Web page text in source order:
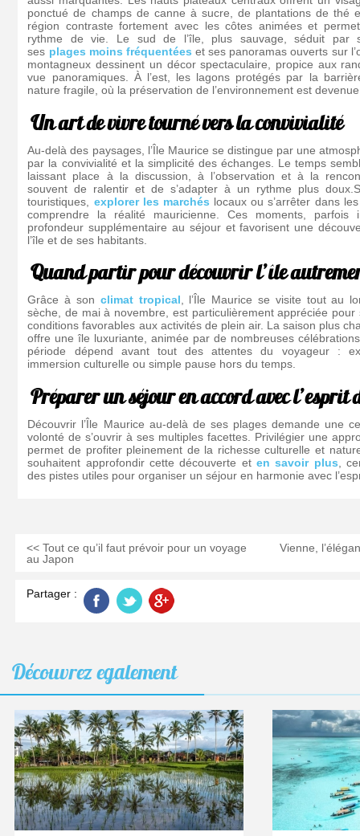
ponctué de champs de canne à sucre, de plantations de thé
région contraste fortement avec les côtes animées et
rythme de vie. Le sud de l’île, plus sauvage, séduit par
ses plages moins fréquentées et ses panoramas ouverts sur
montagneux dessinent un décor spectaculaire, propice aux
vue panoramiques. À l’est, les lagons protégés par la
nature fragile, où la préservation de l’environnement est
Un art de vivre tourné vers la convivialité
Au-delà des paysages, l’Île Maurice se distingue par une
par la convivialité et la simplicité des échanges. Le temps
laissant place à la discussion, à l’observation et à la
souvent de ralentir et de s’adapter à un rythme plus
touristiques, explorer les marchés locaux ou s’arrêter dans
comprendre la réalité mauricienne. Ces moments, parfois
profondeur supplémentaire au séjour et favorisent une
l’île et de ses habitants.
Quand partir pour découvrir l’île
Grâce à son climat tropical , l’Île Maurice se visite tout au
sèche, de mai à novembre, est particulièrement appréciée
conditions favorables aux activités de plein air. La saison plus
offre une île luxuriante, animée par de nombreuses
période dépend avant tout des attentes du voyageur :
immersion culturelle ou simple pause hors du temps.
Préparer un séjour en accord avec l’esprit
Découvrir l’Île Maurice au-delà de ses plages demande une
volonté de s’ouvrir à ses multiples facettes. Privilégier une
permet de profiter pleinement de la richesse culturelle et
souhaitent approfondir cette découverte et en savoir plus ,
des pistes utiles pour organiser un séjour en harmonie avec
<< Tout ce qu’il faut prévoir pour un voyage
au Japon
Vienne,
Partager :
Découvrezegalement
AUG
04
2026
Ubud,
Canggu
ou
Sanur
où
poser